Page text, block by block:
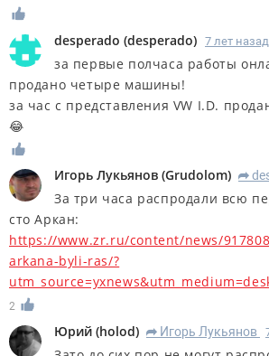
desperado (desperado) 7 лет назад
за первые полчаса работы
продано четыре машины!
за час с представления VW I.D.
😂
Игорь Лукьянов (Grudolom) R
За три часа распродали всю
сто Аркан:
https://www.zr.ru/content/news/
arkana-byli-ras/?
2
Юрий (holod) R Игорь Лукьянов